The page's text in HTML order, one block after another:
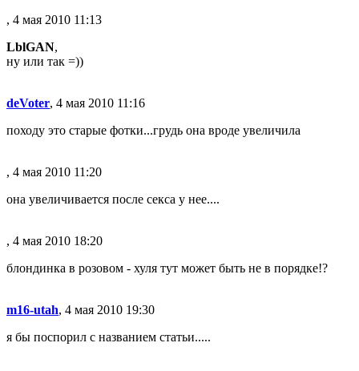
, 4 мая 2010 11:13
LblGAN,
ну или так =))
deVoter, 4 мая 2010 11:16
походу это старые фотки...грудь она вроде увеличила
, 4 мая 2010 11:20
она увеличивается после секса у нее....
, 4 мая 2010 18:20
блондинка в розовом - хуля тут может быть не в порядке!?
m16-utah, 4 мая 2010 19:30
я бы поспорил с названием статьи.....